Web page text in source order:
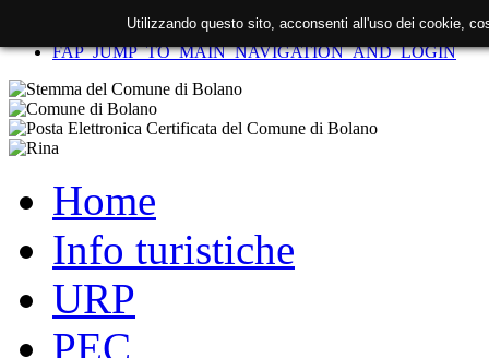
FAP_SKIP_TO_CONTENT
FAP_JUMP_TO_MAIN_NAVIGATION_AND_LOGIN
Home
Info turistiche
URP
PEC
Utilizzando questo sito, acconsenti all'uso dei cookie,